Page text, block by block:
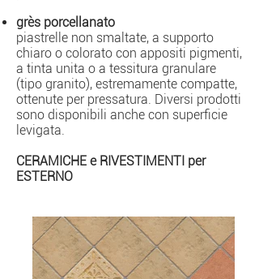
grès porcellanato
piastrelle non smaltate, a supporto
chiaro o colorato con appositi pigmenti,
a tinta unita o a tessitura granulare
(tipo granito), estremamente compatte,
ottenute per pressatura. Diversi prodotti
sono disponibili anche con superficie
levigata.
CERAMICHE e RIVESTIMENTI per
ESTERNO